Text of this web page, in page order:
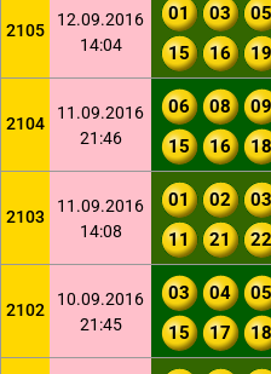
2105
12.09.2016
14:04
01 03 05
15
16 19
2104
11.09.2016
21:46
06 08 09
15
16 18
2103
11.09.2016
14:08
01 02 03
11
21 22
2102
10.09.2016
21:45
03 04 05
15
17 18